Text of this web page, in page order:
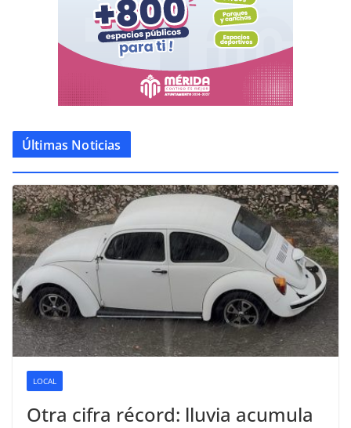
Últimas Noticias
LOCAL
Otra cifra récord: lluvia acumula